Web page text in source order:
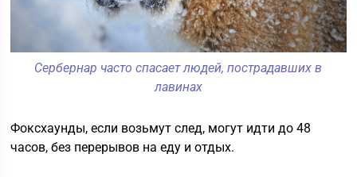
Сербернар часто спасает людей, пострадавших в
лавинах
Фоксхаунды, если возьмут след, могут идти до 48
часов, без перерывов на еду и отдых.